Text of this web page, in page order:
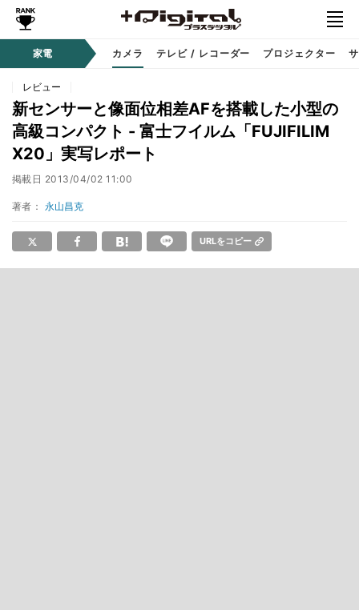
家電 カメラ テレビ / レコーダー プロジェクター
レビュー
新センサーと像面位相差AFを搭載した小型の
高級コンパクト - 富士フイルム「FUJIFILIM
X20」実写レポート
掲載日 2013/04/02 11:00
著者： 永山昌克
URLをコピー